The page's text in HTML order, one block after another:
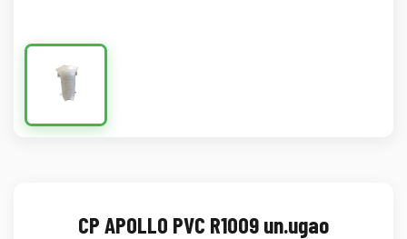
CP APOLLO PVC R1009 un.ugao